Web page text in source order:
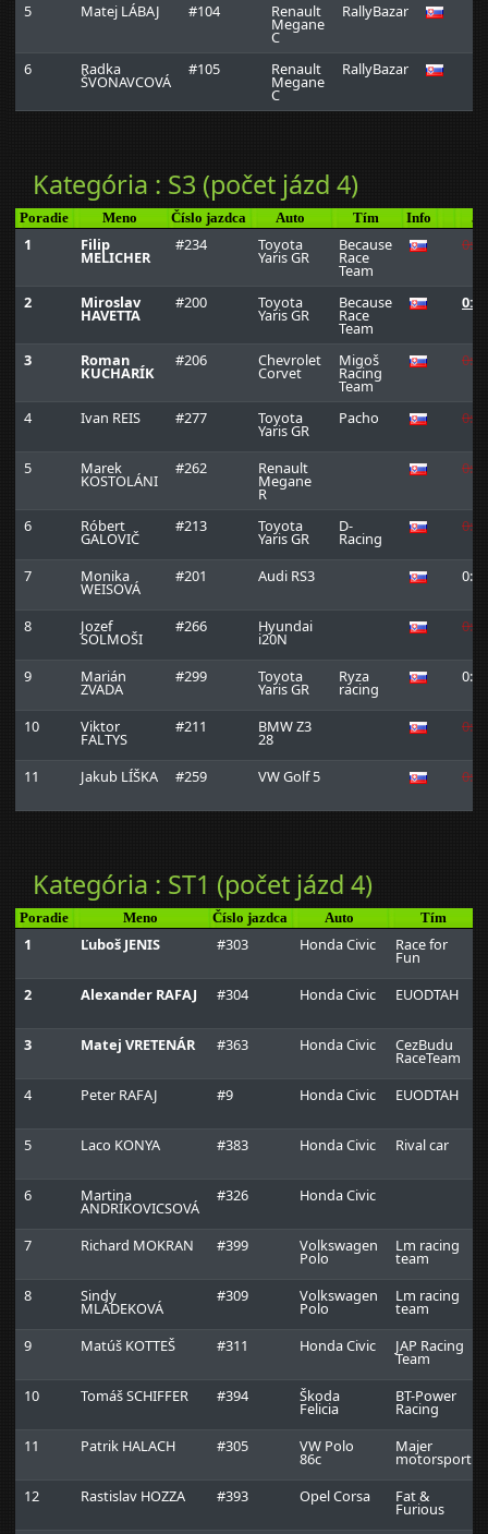
5 Matej LÁBAJ #104 Renault
Megane
C
RallyBazar
6 Radka
ŠVONAVCOVÁ
#105 Renault
Megane
C
RallyBazar
Kategória : S3 (počet jázd 4)
Poradie Meno Číslo jazdca Auto Tím Info
1 Filip
MELICHER
#234 Toyota
Yaris GR
Because
Race
Team
2 Miroslav
HAVETTA
#200 Toyota
Yaris GR
Because
Race
Team
3 Roman
KUCHARÍK
#206 Chevrolet
Corvet
Migoš
Racing
Team
4 Ivan REIS #277 Toyota
Yaris GR
Pacho
5 Marek
KOSTOLÁNI
#262 Renault
Megane
R
6 Róbert
GALOVIČ
#213 Toyota
Yaris GR
D-
Racing
7 Monika
WEISOVÁ
#201 Audi RS3
8 Jozef
SOLMOŠI
#266 Hyundai
i20N
9 Marián
ZVADA
#299 Toyota
Yaris GR
Ryza
racing
10 Viktor
FALTYS
#211 BMW Z3
28
11 Jakub LÍŠKA #259 VW Golf 5
Kategória : ST1 (počet jázd 4)
Poradie Meno Číslo jazdca Auto Tím
1 Ľuboš JENIS #303 Honda Civic Race for
Fun
2
Alexander RAFAJ #304 Honda Civic EUODTAH
3 Matej VRETENÁR #363 Honda Civic CezBudu
RaceTeam
4
Peter RAFAJ #9 Honda Civic EUODTAH
5 Laco KONYA #383 Honda Civic Rival car
6 Martina
ANDRÍKOVICSOVÁ
#326 Honda Civic
7 Richard MOKRAN #399 Volkswagen
Polo
Lm racing
team
8
Sindy
MLÁDEKOVÁ
#309 Volkswagen
Polo
Lm racing
team
9
Matúš KOTTEŠ #311 Honda Civic JAP Racing
Team
10
Tomáš SCHIFFER #394 Škoda
Felicia
BT-Power
Racing
11
Patrik HALACH #305 VW Polo
86c
Majer
motorsport
12
Rastislav HOZZA #393 Opel Corsa Fat &
Furious